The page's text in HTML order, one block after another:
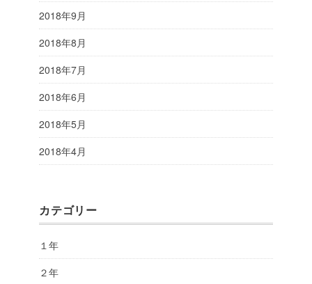
2018年9月
2018年8月
2018年7月
2018年6月
2018年5月
2018年4月
カテゴリー
１年
２年